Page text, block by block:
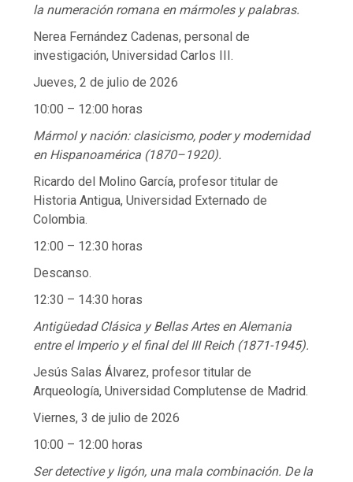
la numeración romana en mármoles y palabras.
Nerea Fernández Cadenas, personal de
investigación, Universidad Carlos III.
Jueves, 2 de julio de 2026
10:00 – 12:00 horas
Mármol y nación: clasicismo, poder y modernidad
en Hispanoamérica (1870–1920).
Ricardo del Molino García, profesor titular de
Historia Antigua, Universidad Externado de
Colombia.
12:00 – 12:30 horas
Descanso.
12:30 – 14:30 horas
Antigüedad Clásica y Bellas Artes en Alemania
entre el Imperio y el final del III Reich (1871-1945).
Jesús Salas Álvarez, profesor titular de
Arqueología, Universidad Complutense de Madrid.
Viernes, 3 de julio de 2026
10:00 – 12:00 horas
Ser detective y ligón, una mala combinación. De la